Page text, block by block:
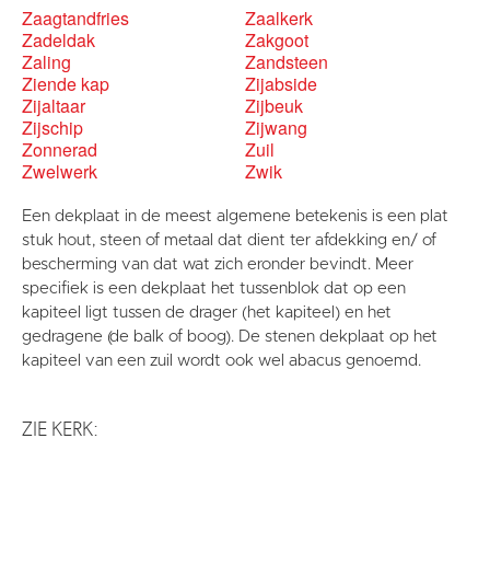
Zaagtandfries
Zaalkerk
Zadeldak
Zakgoot
Zaling
Zandsteen
Ziende kap
Zijabside
Zijaltaar
Zijbeuk
Zijschip
Zijwang
Zonnerad
Zuil
Zwelwerk
Zwik
Een dekplaat in de meest algemene betekenis is een plat
stuk hout, steen of metaal dat dient ter afdekking en/ of
bescherming van dat wat zich eronder bevindt. Meer
specifiek is een dekplaat het tussenblok dat op een
kapiteel ligt tussen de drager (het kapiteel) en het
gedragene (de balk of boog). De stenen dekplaat op het
kapiteel van een zuil wordt ook wel abacus genoemd.
ZIE KERK: